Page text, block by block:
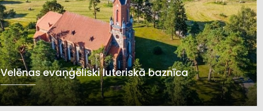
Velēnas evaņģēliski luteriskā baznīca